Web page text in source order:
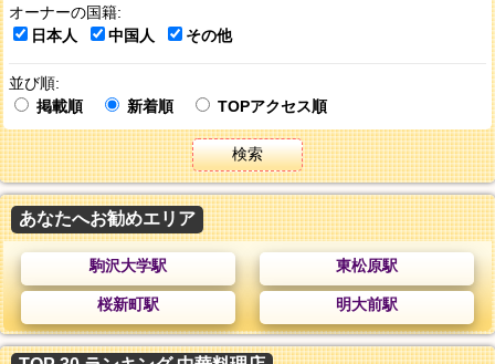
オーナーの国籍:
日本人
中国人 その他
並び順:
掲載順
新着順 TOPアクセス順
検索
あなたへお勧めエリア
駒沢大学駅 東松原駅
桜新町駅 明大前駅